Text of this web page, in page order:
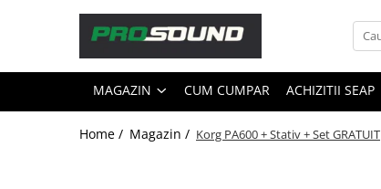
Magazin
Sonorizare / PA
Accesorii sonorizare, PA
MAGAZIN CUM CUMPAR ACHIZITII SEAP
Home / Magazin / Korg PA600 + Stativ + Set GRATUIT